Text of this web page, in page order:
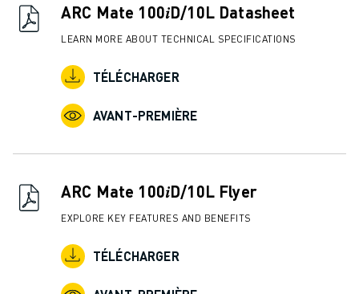
SOLUTIONS POUR L'ÉDUCATION
WORLDSKILLS ET JEUNES TALENTS
ACTUALITÉS ET MÉDIAS
ACTUALITÉS ET MÉDIAS
EVÉNEMENTS
A PROPOS DE FANUC
FANUC EN EUROPE
FAÇONNEZ VOTRE AVENIR AVEC FANUC
ARC Mate 100𝑖D/10L Datasheet
LEARN MORE ABOUT TECHNICAL SPECIFICATIONS
TÉLÉCHARGER
AVANT-PREMIÈRE
ARC Mate 100𝑖D/10L Flyer
EXPLORE KEY FEATURES AND BENEFITS
TÉLÉCHARGER